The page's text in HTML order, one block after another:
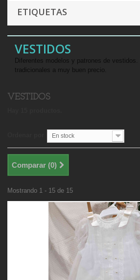
ETIQUETAS
VESTIDOS
Diferentes modelos y patrones de
tradicionales a muy buen precio.
VESTIDOS
En stock
Comparar (0)
Mostrando 1 - 15 de 15